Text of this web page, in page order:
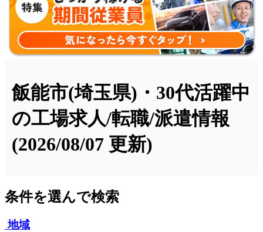
飯能市(埼玉県)・30代活躍中
の工場求人/転職/派遣情報
(2026/08/07 更新)
条件を選んで検索
地域